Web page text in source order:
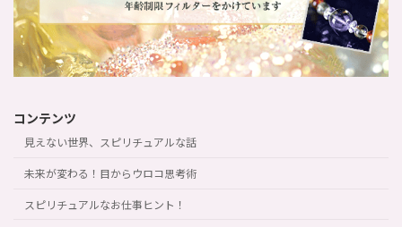
コンテンツ
見えない世界、スピリチュアルな話
未来が変わる！目からウロコ思考術
スピリチュアルなお仕事ヒント！